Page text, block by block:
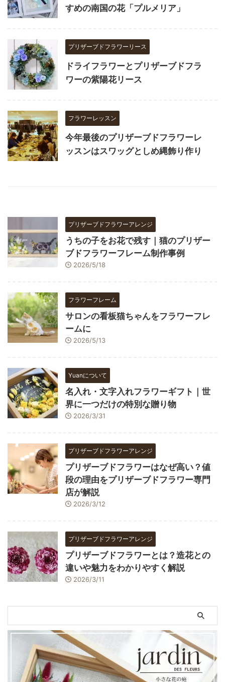
すめの南国の花「プルメリア」
プリザーブドフラワーリース
ドライフラワーとプリザーブドフラ
ワーの紫陽花リース
フラワーレッスン
今年最後のプリザーブドフラワーレ
ッスンはスワッグとしめ縄飾り作り
プリザーブドフラワーアレンジ
うちの子をお花で残す｜猫のプリザー
ブドフラワーフレーム制作事例
2026/5/18
フラワーフレーム
サロンの看板猫ちゃんをフラワーフレ
ームに
2026/5/13
Yuanについて
名入れ・文字入れフラワーギフト｜世
界に一つだけの特別な贈り物
2026/3/31
プリザーブドフラワーアレンジ
プリザーブドフラワーはなぜ高い？値
段の理由をプリザーブドフラワー専門
店が解説
2026/3/12
プリザーブドフラワーアレンジ
プリザーブドフラワーとは？造花との
違いや魅力をわかりやすく解説
2026/3/11